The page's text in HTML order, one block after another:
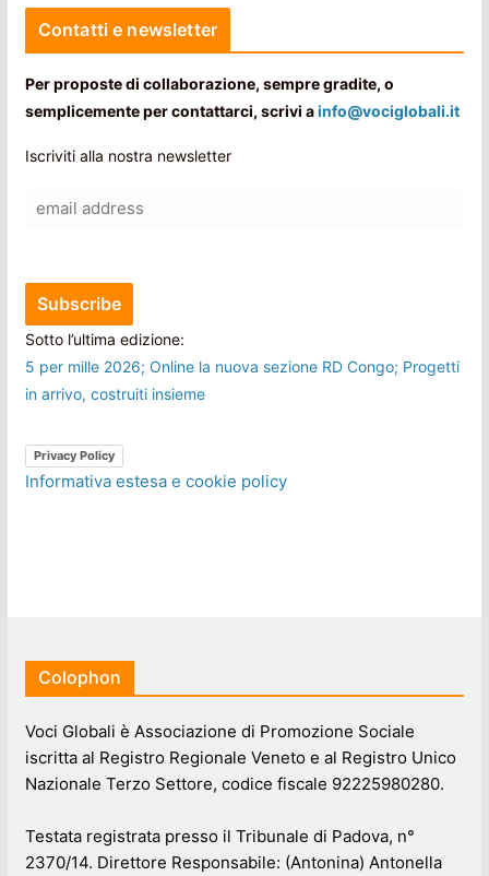
Contatti e newsletter
Per proposte di collaborazione, sempre gradite, o
semplicemente per contattarci, scrivi ainfo@vociglobali.it
Iscriviti alla nostra newsletter
Sotto l’ultima edizione:
5 per mille 2026; Online la nuova sezione RD Congo; Progetti
in arrivo, costruiti insieme
Privacy Policy
Informativa estesa e cookie policy
Colophon
Voci Globali è Associazione di Promozione Sociale
iscritta al Registro Regionale Veneto e al Registro Unico
Nazionale Terzo Settore, codice fiscale 92225980280.
Testata registrata presso il Tribunale di Padova, n°
2370/14. Direttore Responsabile: (Antonina) Antonella